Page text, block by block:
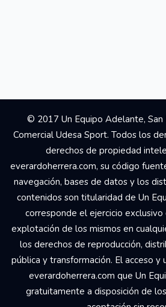
© 2017 Un Equipo Adelante, San
Comercial Udesa Sport. Todos los
derechos de propiedad
everardoherrera.com, su código
navegación, bases de datos y los
contenidos son titularidad de Un
corresponde el ejercicio
explotación de los mismos en
los derechos de reproducción,
pública y transformación. El acceso
everardoherrera.com que Un
gratuitamente a disposición de